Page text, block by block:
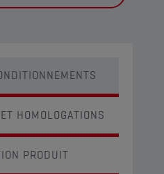
HOMOLOGATIONS
PRODUIT